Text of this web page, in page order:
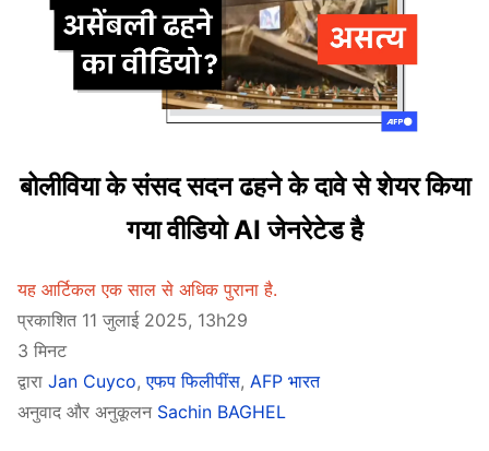
बोलीविया के संसद सदन ढहने के दावे से शेयर किया
गया वीडियो AI जेनरेटेड है
यह आर्टिकल एक साल से अधिक पुराना है.
प्रकाशित 11 जुलाई 2025, 13h29
3 मिनट
द्वारा Jan Cuyco,एफप फिलीपींस, AFP भारत
अनुवाद और अनुकूलन Sachin BAGHEL